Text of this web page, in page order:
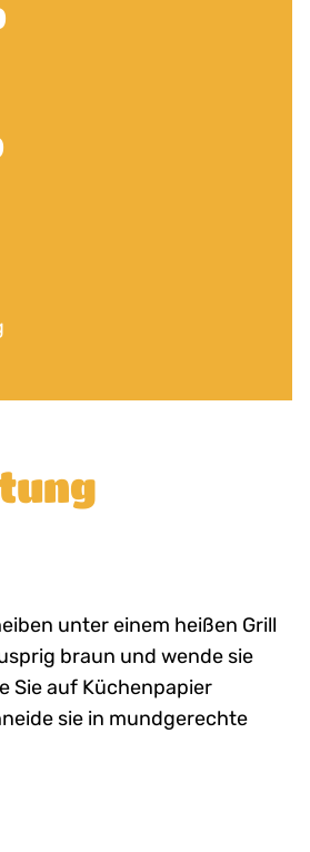
unter einem heißen Grill
braun und wende sie
Sie auf Küchenpapier
sie in mundgerechte